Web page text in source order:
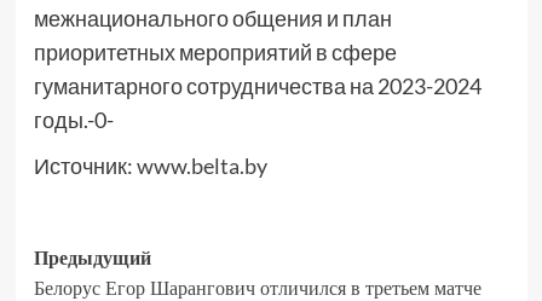
межнационального общения и план
приоритетных мероприятий в сфере
гуманитарного сотрудничества на 2023-2024
годы.-0-
Источник:www.belta.by
Предыдущий
Белорус Егор Шарангович отличился в третьем матче